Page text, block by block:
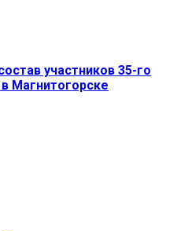
участников 35-го
Магнитогорске